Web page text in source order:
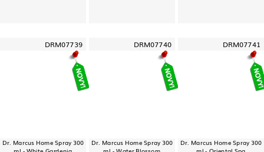
DRM07739
Dr. Marcus Home Spray 300
DRM07740
Dr. Marcus Home Spray 300
DRM07741
Dr. Marcus Home Spray 300